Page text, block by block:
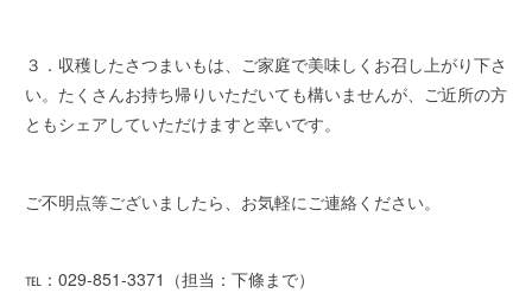
３．収穫したさつまいもは、ご家庭で美味しくお召し上がり下さ
い。たくさんお持ち帰りいただいても構いませんが、ご近所の方
ともシェアしていただけますと幸いです。
ご不明点等ございましたら、お気軽にご連絡ください。
℡：029-851-3371（担当：下條まで）